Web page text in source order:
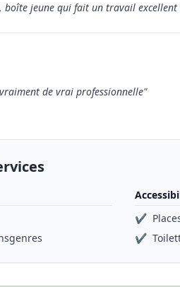
boîte jeune qui fait un travail
de vrai professionnelle"
✔
✔